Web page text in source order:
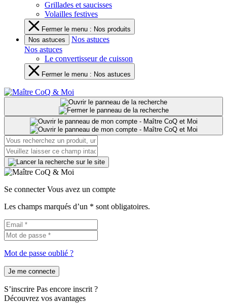
Grillades et saucisses
Volailles festives
Fermer le menu : Nos produits
Nos astuces
Nos astuces
Nos astuces
Le convertisseur de cuisson
Fermer le menu : Nos astuces
Se connecter Vous avez un compte
Les champs marqués d’un * sont obligatoires.
Mot de passe oublié ?
Je me connecte
S’inscrire Pas encore inscrit ?
Découvrez vos avantages